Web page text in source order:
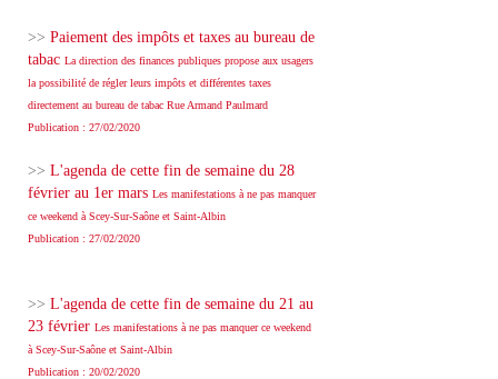
>> Paiement des impôts et taxes au bureau de
tabac La direction des finances publiques propose aux usagers
la possibilité de régler leurs impôts et différentes taxes
directement au bureau de tabac Rue Armand Paulmard
Publication : 27/02/2020
>> L'agenda de cette fin de semaine du 28
février au 1er mars Les manifestations à ne pas manquer
ce weekend à Scey-Sur-Saône et Saint-Albin
Publication : 27/02/2020
>> L'agenda de cette fin de semaine du 21 au
23 février Les manifestations à ne pas manquer ce weekend
à Scey-Sur-Saône et Saint-Albin
Publication : 20/02/2020